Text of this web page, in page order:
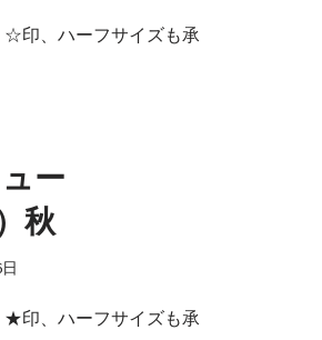
☆印、ハーフサイズも承
ー
秋
★印、ハーフサイズも承